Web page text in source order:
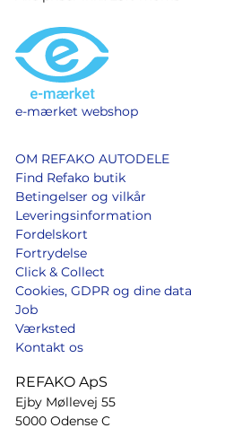
e-mærket webshop
OM REFAKO AUTODELE
Find Refako butik
Betingelser og vilkår
Leveringsinformation
Fordelskort
Fortrydelse
Click & Collect
Cookies, GDPR og dine data
Job
Værksted
Kontakt os
REFAKO ApS
Ejby Møllevej 55
5000 Odense C